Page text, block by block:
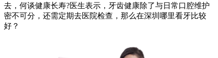
去，何谈健康长寿?医生表示，牙齿健康除了与日常口腔维护
密不可分，还需定期去医院检查，那么在深圳哪里看牙比较
好？